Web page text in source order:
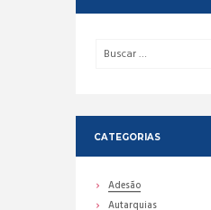
CATEGORIAS
Adesão
Autarquias